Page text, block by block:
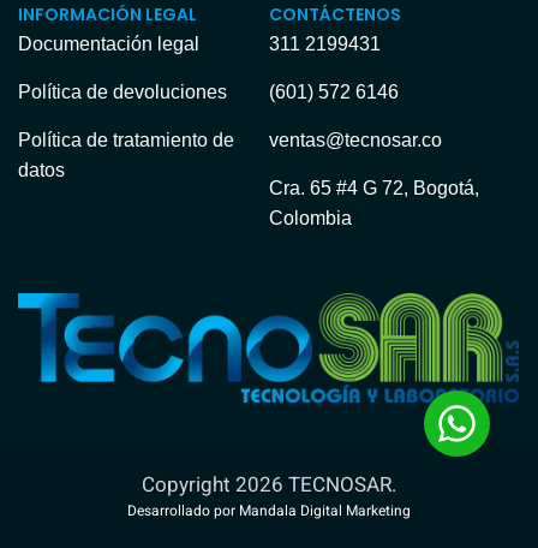
INFORMACIÓN LEGAL
Documentación legal
Política de devoluciones
Política de tratamiento de
datos
CONTÁCTENOS
311 2199431
(601) 572 6146
ventas@tecnosar.co
Cra. 65 #4 G 72, Bogotá,
Colombia
Copyright 2026 TECNOSAR.
Desarrollado por Mandala Digital Marketing